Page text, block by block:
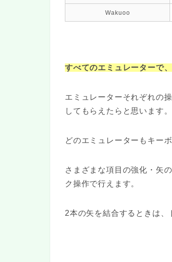
Wakuoo
すべてのエミュレーターで
エミュレーターそれぞれの
してもらえたらと思います。
どのエミュレーターもキー
さまざまな項目の強化・矢
ク操作で行えます。
2本の矢を結合するときは、